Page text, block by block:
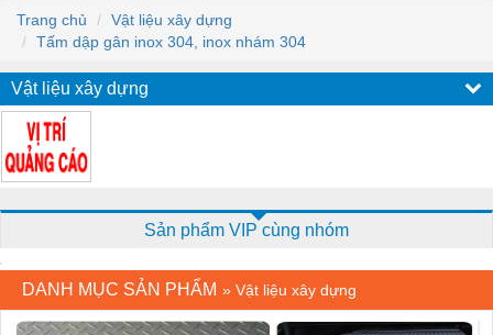
Trang chủ
Vật liệu xây dựng
Tấm dập gân inox 304, inox nhám 304
Vật liệu xây dựng
Sản phẩm VIP cùng nhóm
DANH MỤC SẢN PHẨM » Vật liệu xây dựng